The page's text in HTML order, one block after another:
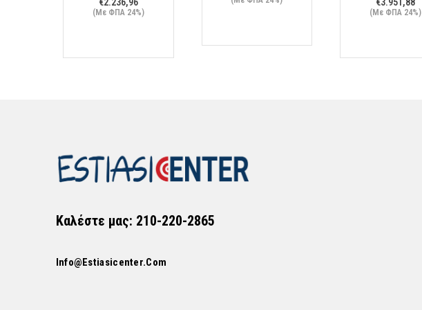
(Με ΦΠΑ 24%) (Με ΦΠΑ 24%)
Καλέστε μας: 210-220-2865
Info@estiasicenter.com